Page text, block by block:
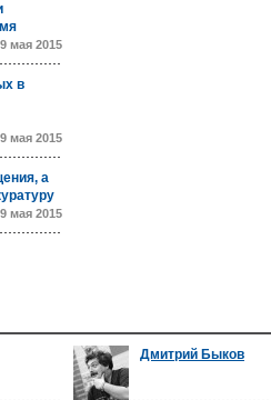
мая 2015
в
мая 2015
а
мая 2015
Дмитрий Быков